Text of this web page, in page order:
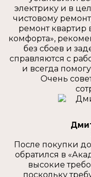
электрику и в
чистовому
ремонт квартир
комфорта»,
без сбоев и
справляются с
и всегда
Очень
После покупки
обратился в
высокие
поскольку